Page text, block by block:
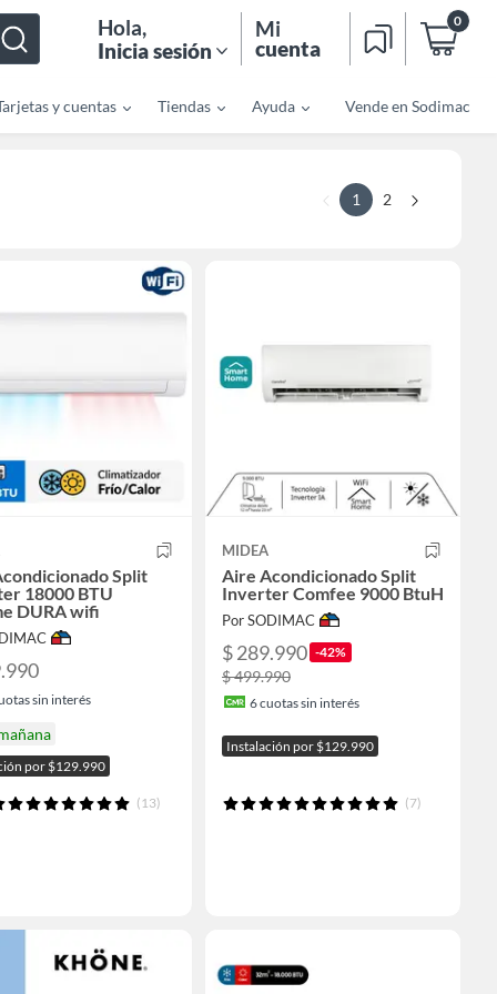
Hola,
Inicia sesión
Mi
cuenta
0
y cuentas Tiendas Ayuda Vende en Sodimac
1 2
Split
18000 BTU
DURA wifi
sin interés
por $129.990
(13)
MIDEA
Aire Acondicionado Split
Inverter Comfee 9000 BtuH
Por SODIMAC
$ 289.990 -42%
$ 499.990
6cuotas sin interés
Instalación por $129.990
(7)